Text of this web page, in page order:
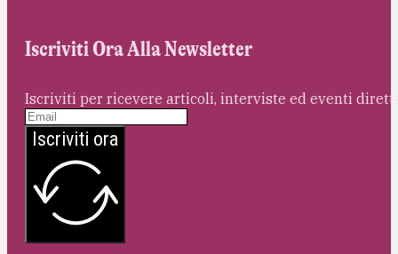
Iscriviti Ora Alla Newsletter
Iscriviti per ricevere articoli, interviste ed eventi
Iscriviti ora